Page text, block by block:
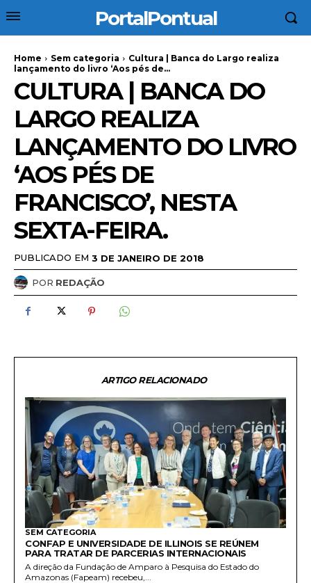
PortalPontual
Home Sem categoria
Cultura | Banca do Largo realiza
lançamento do livro ‘Aos pés de...
CULTURA | BANCA DO
LARGO REALIZA
LANÇAMENTO DO LIVRO
‘AOS PÉS DE
FRANCISCO’, NESTA
SEXTA-FEIRA.
PUBLICADO EM 3 DE JANEIRO DE 2018
POR REDAÇÃO
ARTIGO RELACIONADO
SEM CATEGORIA
CONFAP E UNIVERSIDADE DE ILLINOIS SE REÚNEM
PARA TRATAR DE PARCERIAS INTERNACIONAIS
A direção da Fundação de Amparo à Pesquisa do Estado do
Amazonas (Fapeam) recebeu,...